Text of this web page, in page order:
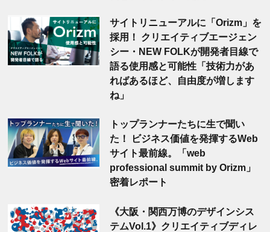
サイトリニューアルに「Orizm」を
採用！ クリエイティブエージェン
シー・NEW FOLKが開発者目線で
語る使用感と可能性「技術力があ
ればあるほど、自由度が増します
ね」
トップランナーたちに生で聞い
た！ ビジネス価値を発揮するWeb
サイト最前線。「web
professional summit by Orizm」
密着レポート
《大阪・関西万博のデザインシス
テムVol.1》クリエイティブディレ